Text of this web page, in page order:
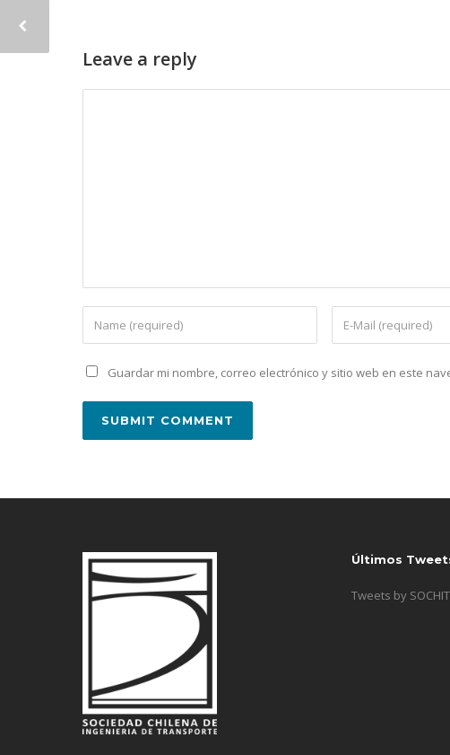
Leave a reply
Guardar mi nombre, correo electrónico y sitio web en este
Últimos
Tweets by